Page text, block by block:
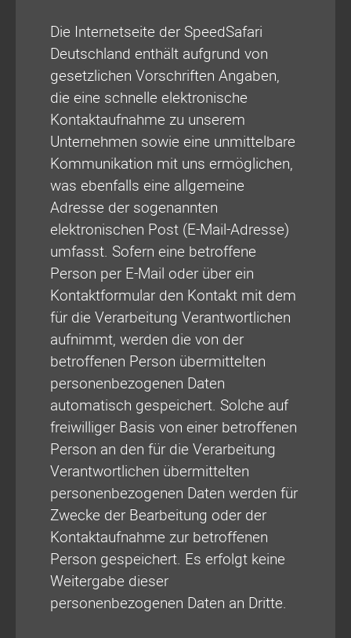
Die Internetseite der SpeedSafari
Deutschland enthält aufgrund von
gesetzlichen Vorschriften Angaben,
die eine schnelle elektronische
Kontaktaufnahme zu unserem
Unternehmen sowie eine unmittelbare
Kommunikation mit uns ermöglichen,
was ebenfalls eine allgemeine
Adresse der sogenannten
elektronischen Post (E-Mail-Adresse)
umfasst. Sofern eine betroffene
Person per E-Mail oder über ein
Kontaktformular den Kontakt mit dem
für die Verarbeitung Verantwortlichen
aufnimmt, werden die von der
betroffenen Person übermittelten
personenbezogenen Daten
automatisch gespeichert. Solche auf
freiwilliger Basis von einer betroffenen
Person an den für die Verarbeitung
Verantwortlichen übermittelten
personenbezogenen Daten werden für
Zwecke der Bearbeitung oder der
Kontaktaufnahme zur betroffenen
Person gespeichert. Es erfolgt keine
Weitergabe dieser
personenbezogenen Daten an Dritte.